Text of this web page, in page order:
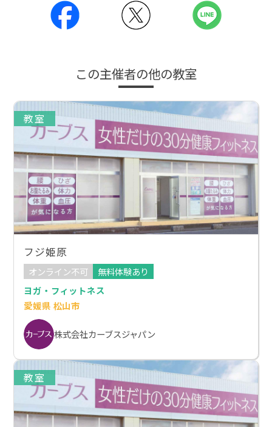
この主催者の他の教室
教室
フジ姫原
オンライン不可
無料体験あり
ヨガ・フィットネス
愛媛県 松山市
株式会社カーブスジャパン
教室